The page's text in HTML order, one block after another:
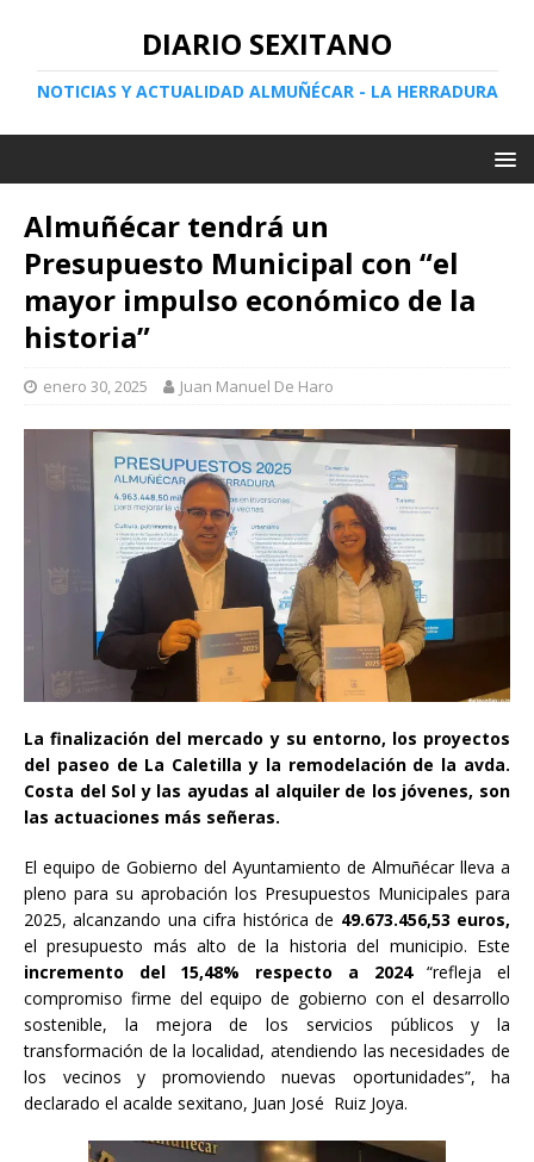
DIARIO SEXITANO
NOTICIAS Y ACTUALIDAD ALMUÑÉCAR - LA HERRADURA
Almuñécar tendrá un
Presupuesto Municipal con “el
mayor impulso económico de la
historia”
enero 30, 2025 Juan Manuel De Haro
La finalización del mercado y su entorno, los proyectos
del paseo de La Caletilla y la remodelación de la avda.
Costa del Sol y las ayudas al alquiler de los jóvenes, son
las actuaciones más señeras.
El equipo de Gobierno del Ayuntamiento de Almuñécar lleva a
pleno para su aprobación los Presupuestos Municipales para
2025, alcanzando una cifra histórica de 49.673.456,53 euros,
el presupuesto más alto de la historia del municipio. Este
incremento del 15,48% respecto a 2024“refleja el
compromiso firme del equipo de gobierno con el desarrollo
sostenible, la mejora de los servicios públicos y la
transformación de la localidad, atendiendo las necesidades de
los vecinos y promoviendo nuevas oportunidades”, ha
declarado el acalde sexitano, Juan José Ruiz Joya.